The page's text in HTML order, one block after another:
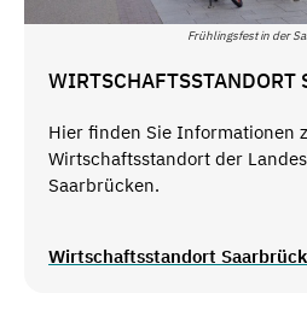
Frühlingsfest in der
WIRTSCHAFTSSTANDORT
Hier finden Sie Informationen
Wirtschaftsstandort der
Saarbrücken.
Wirtschaftsstandort